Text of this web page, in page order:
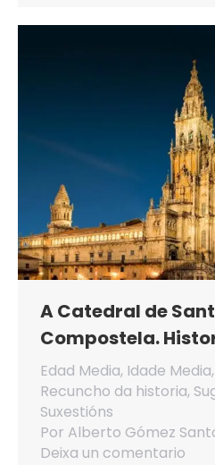
A Catedral de
Compostela.
Edad Media, Idade Media,
Recuncho da historia,
Suxestións
Por Alberto Gómez
Deixa un comentario